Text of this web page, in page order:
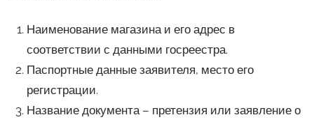
Наименование магазина и его адрес в
соответствии с данными госреестра.
Паспортные данные заявителя, место его
регистрации.
Название документа – претензия или заявление о